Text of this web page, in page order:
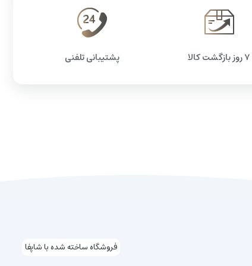
۷ روز بازگشت کالا پشتیبانی تلفنی
فروشگاه ساخته شده با شاپفا